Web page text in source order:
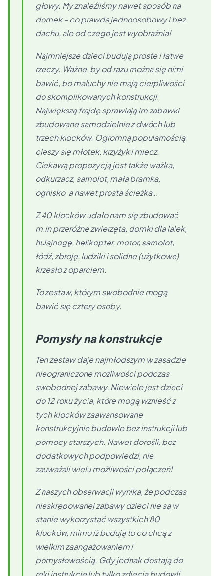
głowy. My znaleźliśmy nawet sposób na
domek – co prawda jednoosobowy i bez
dachu, ale od czego jest wyobraźnia!
Najmniejsze dzieci budują proste i łatwe
rzeczy. Ważne, by od razu można się nimi
bawić, bo maluchy nie mają cierpliwości
do skomplikowanych konstrukcji.
Największą frajdę sprawiają im zabawki
zbudowane samodzielnie z dwóch lub
trzech klocków. Ogromną popularnością
cieszy się młotek, krzyżyk i miecz.
Ciekawą propozycją jest także ważka,
odkurzacz, samolot, mała bramka,
ognisko, a nawet prosta ścieżka…
Z 40 klocków udało nam się zbudować
m.in przeróżne zwierzęta, domki dla lalek,
hulajnogę, helikopter, motor, samolot,
łódź, zbroję, ludziki i solidne (użytkowe)
krzesło z oparciem.
To zestaw, którym swobodnie mogą
bawić się cztery osoby.
Pomysły na konstrukcje
Ten zestaw daje najmłodszym w zasadzie
nieograniczone możliwości podczas
swobodnej zabawy. Niewiele jest dzieci
do 12 roku życia, które mogą wznieść z
tych klocków zaawansowane
konstrukcyjnie budowle bez instrukcji lub
pomocy starszych. Nawet dorośli, bez
dodatkowych podpowiedzi, nie
zauważali wielu możliwości połączeń!
Z naszych obserwacji wynika, że podczas
nieskrępowanej zabawy dzieci nie są w
stanie wykorzystać wszystkich 80
klocków, mimo iż budują to co chcą z
wielkim zaangażowaniem i
pomysłowością. Gdy jednak dostają do
ręki instrukcje lub tylko zdjęcia budowli,